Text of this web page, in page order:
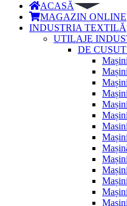
ACASĂ
MAGAZIN ONLINE
INDUSTRIA TEXTILĂ
UTILAJE
DE